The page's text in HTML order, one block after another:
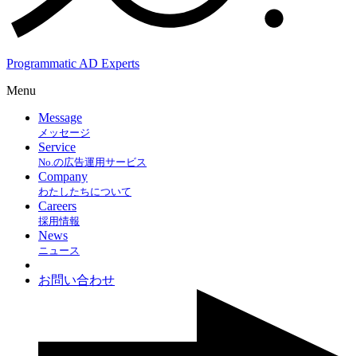
Programmatic AD Experts
Menu
Message
メッセージ
Service
No.の広告運用サービス
Company
わたしたちについて
Careers
採用情報
News
ニュース
お問い合わせ